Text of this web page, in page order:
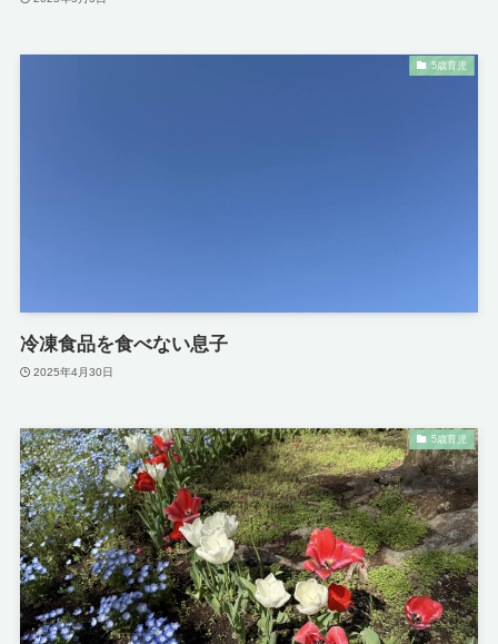
5歳育児
冷凍食品を食べない息子
2025年4月30日
5歳育児